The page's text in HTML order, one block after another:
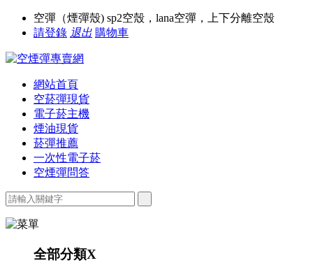
空彈（煙彈殼) sp2空殼，lana空彈，上下分離空殼
請登錄 退出 購物車
網站首頁
空菸彈現貨
電子菸主機
煙油現貨
菸彈推薦
一次性電子菸
空煙彈問答
全部分類X